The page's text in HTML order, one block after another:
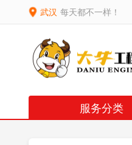
武汉 每天都不一样！
服务分类